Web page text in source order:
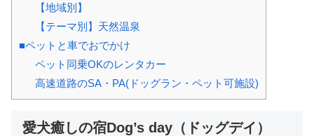
【地域別】
【テーマ別】天然温泉
■ペットと車でおでかけ
ペット同乗OKのレンタカー
高速道路のSA・PA(ドッグラン・ペット可施設)
愛犬癒しの宿Dog’s day（ドッグデイ）